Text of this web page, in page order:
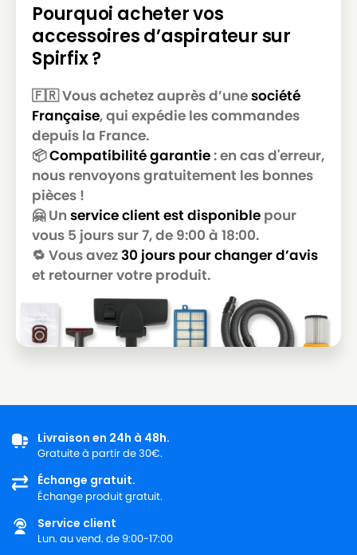
Pourquoi acheter vos
accessoires d’aspirateur sur
Spirfix ?
🇫🇷 Vous achetez auprès d’unesociété
Française, qui expédie les commandes
depuis la France.
📦Compatibilité garantie: en cas d'erreur,
nous renvoyons gratuitement les bonnes
pièces !
🤗 Un service client est disponible pour
vous 5 jours sur 7, de 9:00 à 18:00.
🔁 Vous avez30 jours pour changer d’avis
et retourner votre produit.
Livraison en 24h à 48h.
Gratuite à partir de 30€.
Échange gratuit.
Échange produit gratuit.
Service client
Lun. au vend. de 9:00-17:00